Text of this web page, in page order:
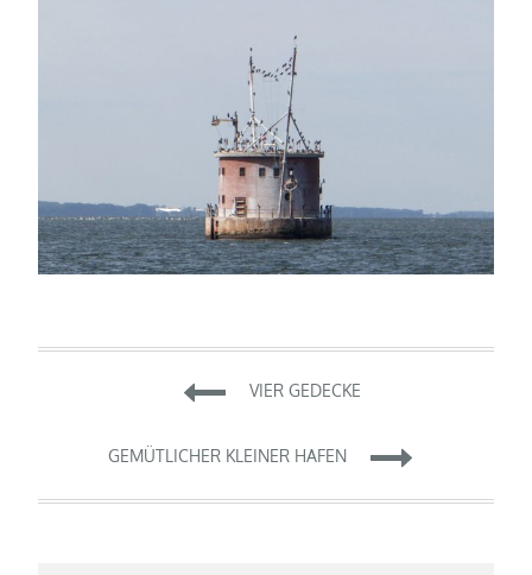
Beitragsnavigation
VIER GEDECKE
GEMÜTLICHER KLEINER HAFEN